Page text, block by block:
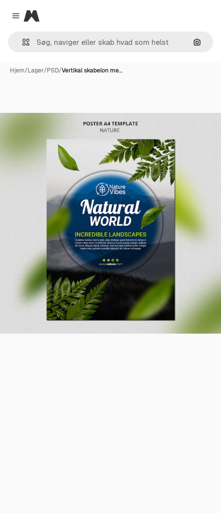
Close menu
Magnific
Søg
Hjem/Lager/PSD/Vertikal skabelon me…